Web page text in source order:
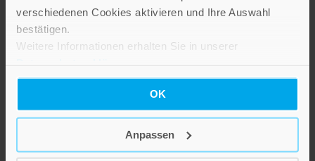
verschiedenen Cookies aktivieren und Ihre Auswahl
bestätigen.
Weitere Informationen erhalten Sie in unserer
OK
Anpassen